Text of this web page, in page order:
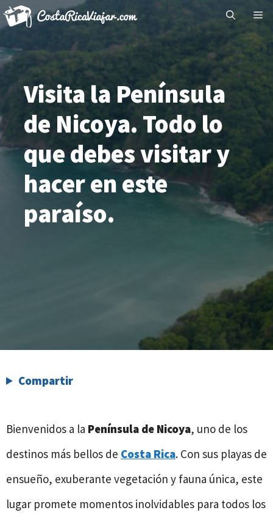
Saltar
contenido
Visita la Península
de Nicoya. Todo lo
que debes visitar y
hacer en este
paraíso.
Compartir
Bienvenidos a la Península de Nicoya, uno de los
destinos más bellos de Costa Rica. Con sus playas de
ensueño, exuberante vegetación y fauna única, este
lugar promete momentos inolvidables para todos los